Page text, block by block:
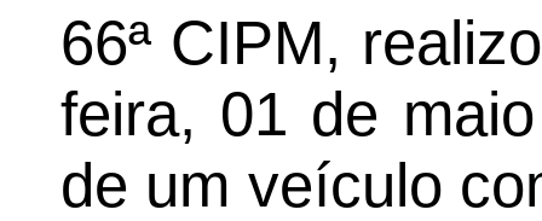
66ª CIPM,
feira, 01 de
de um veículo